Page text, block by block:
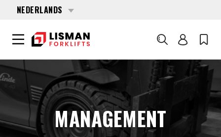
NEDERLANDS
Zoeken
LISMAN FORKLIFTS
CONTACT
MANAGEMENTMANAGEMENT